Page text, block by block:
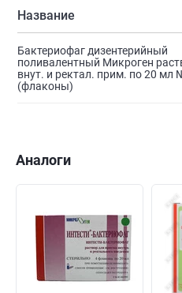
Название
Бактериофаг дизентерийный
поливалентный Микроген
внут. и ректал. прим. по 20 мл
(флаконы)
Аналоги